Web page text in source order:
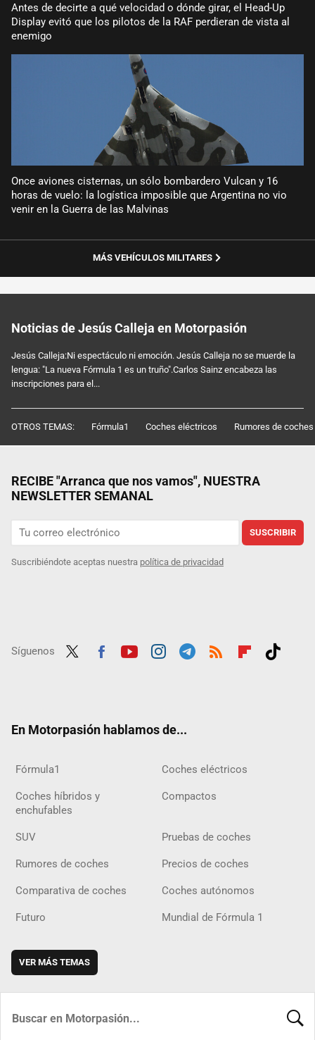
Antes de decirte a qué velocidad o dónde girar, el Head-Up
Display evitó que los pilotos de la RAF perdieran de vista al
enemigo
Once aviones cisternas, un sólo bombardero Vulcan y 16
horas de vuelo: la logística imposible que Argentina no vio
venir en la Guerra de las Malvinas
MÁS VEHÍCULOS MILITARES
Noticias de Jesús Calleja en Motorpasión
Jesús Calleja:Ni espectáculo ni emoción. Jesús Calleja no se muerde la
lengua: "La nueva Fórmula 1 es un truño".Carlos Sainz encabeza las
inscripciones para el...
OTROS TEMAS: Fórmula1 Coches eléctricos Rumores de coches
RECIBE "Arranca que nos vamos", NUESTRA
NEWSLETTER SEMANAL
SUSCRIBIR
Suscribiéndote aceptas nuestra política de privacidad
Síguenos
En Motorpasión hablamos de...
Fórmula1 Coches eléctricos
Coches híbridos y
enchufables
Compactos
SUV Pruebas de coches
Rumores de coches Precios de coches
Comparativa de coches Coches autónomos
Futuro Mundial de Fórmula 1
VER MÁS TEMAS